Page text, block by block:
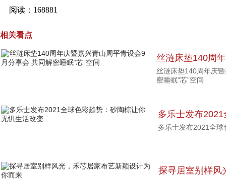
相关看点
丝涟床垫140周
分享会 共同解密
丝涟床垫140周年庆
密睡眠“芯”空间
多乐士发布
惧生活改变
多乐士发布2021全
探寻居室别样风